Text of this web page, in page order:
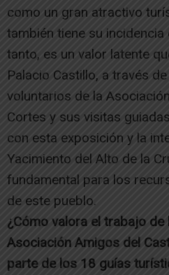
como un gran atractivo
también tiene su
tanto, es un valor latente
Palacio Castillo, a través
voluntarios de la
Cortes y sus visitas
con esta exposición y la
Yacimiento del Alto de la
fundamental para los
de este pueblo.
¿Cómo valora el trabajo
Asociación Amigos del
parte de los 18 guías